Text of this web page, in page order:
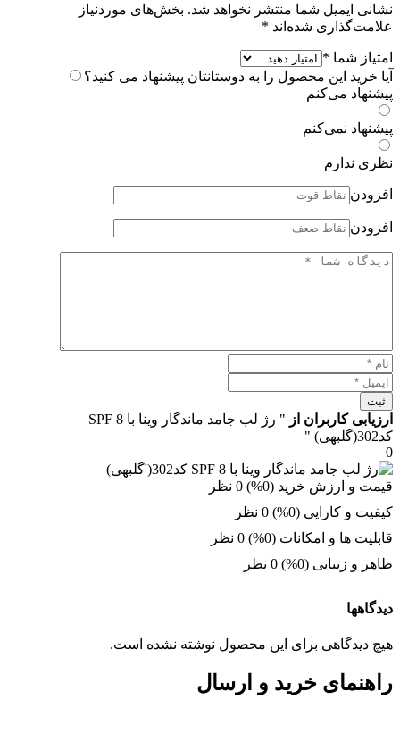
نشانی ایمیل شما منتشر نخواهد شد. بخش‌های موردنیاز
علامت‌گذاری شده‌اند *
امتیاز شما *
آیا خرید این محصول را به دوستانتان پیشنهاد می کنید؟
پیشنهاد می‌کنم
پیشنهاد نمی‌کنم
نظری ندارم
افزودن
افزودن
ثبت
ارزیابی کاربران از
" رژ لب جامد ماندگار وینا با SPF 8
کد302(گلبهی) "
0
قیمت و ارزش خرید (0%)
0 نظر
کیفیت و کارایی (0%)
0 نظر
قابلیت ها و امکانات (0%)
0 نظر
ظاهر و زیبایی (0%)
0 نظر
دیدگاهها
هیچ دیدگاهی برای این محصول نوشته نشده است.
راهنمای خرید و ارسال